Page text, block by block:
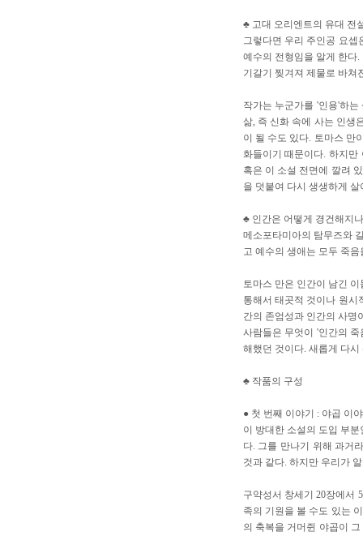
♣ 고대 오리엔트의 유대 전
그렇다면 우리 주인공 요셉
예수의 전형임을 알게 한다
기갈기 찢겨져 제물로 바쳐
작가는 누군가를 '인용'하
삶, 즉 신화 속에 사는 인생
이 될 수도 있다. 토마스 만
화들이기 때문이다. 하지
혹은 이 소설 전면에 깔려
을 덧붙여 다시 생생하게
♣ 인간은 어떻게 경건해지나
메소포타미아의 탐무즈와
고 예수의 생애는 모두 죽
토마스 만은 인간이 남긴
통해서 태곳적 것이나 원
간의 존엄성과 인간의 사명
사람들은 무엇이 '인간의
해했던 것이다. 새롭게 다
♣ 작품의 구성
● 첫 번째 이야기 : 야곱 이
이 방대한 소설의 도입 부
다. 그를 만나기 위해 과거
것과 같다. 하지만 우리가
구약성서 창세기 20장에서
족의 기원을 볼 수도 있는
의 축복을 거머쥔 야곱이